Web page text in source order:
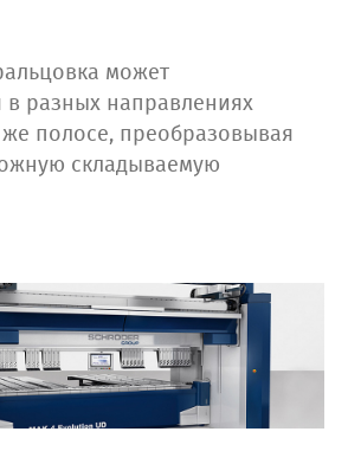
может
в разных направлениях
полосе, преобразовывая
складываемую